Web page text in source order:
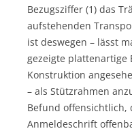
Bezugsziffer (1) das
aufstehenden
ist deswegen – lässt
gezeigte plattenartige
Konstruktion
– als Stützrahmen
Befund offensichtlich,
Anmeldeschrift